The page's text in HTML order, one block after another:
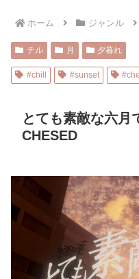
ホーム ジャンル
チル 月 夕暮れ
#chill #sunset
とても素敵な六月
CHESED